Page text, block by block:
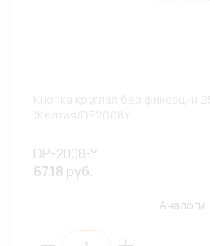
DP-2008-Y
67.18 руб.
Аналоги